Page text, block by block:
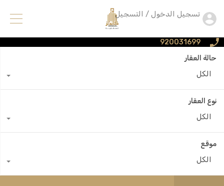
920031699
تسجيل الدخول / التسجيل
حالة العقار
الكل
نوع العقار
الكل
موقع
الكل